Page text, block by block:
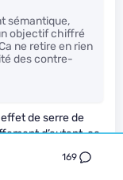
169
sémantique,
objectif chiffré
ne retire en rien
des contre-
de serre de
d’autant, ce
un chiffrage, et ça